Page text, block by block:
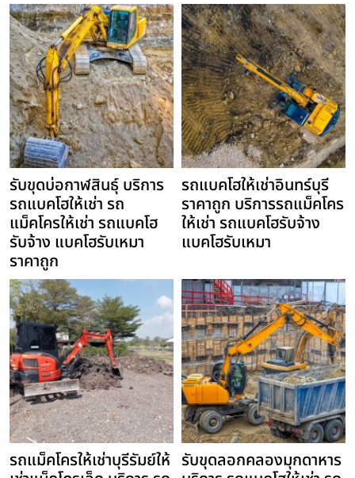
รับขุดบ่อกาฬสินธุ์ บริการ
รถแบคโฮให้เช่า รถ
แม็คโครให้เช่า รถแบคโฮ
รับจ้าง แบคโฮรับเหมา
ราคาถูก
รถแบคโฮให้เช่าอินทร์บุรี
ราคาถูก บริการรถแม็คโคร
ให้เช่า รถแบคโฮรับจ้าง
แบคโฮรับเหมา
รถแม็คโครให้เช่าบุรีรัมย์ให้ รับขุดลอกคลองมุกดาหาร